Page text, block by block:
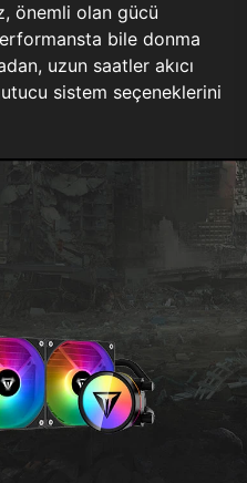
önemli olan gücü
bile donma
uzun saatler akıcı
sistem seçeneklerini